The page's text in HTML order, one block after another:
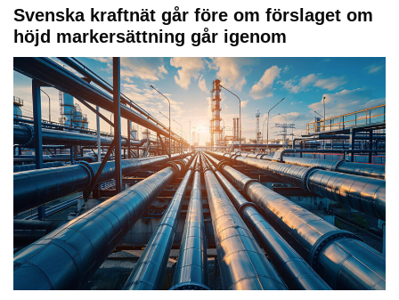
Svenska kraftnät går före om förslaget om
höjd markersättning går igenom